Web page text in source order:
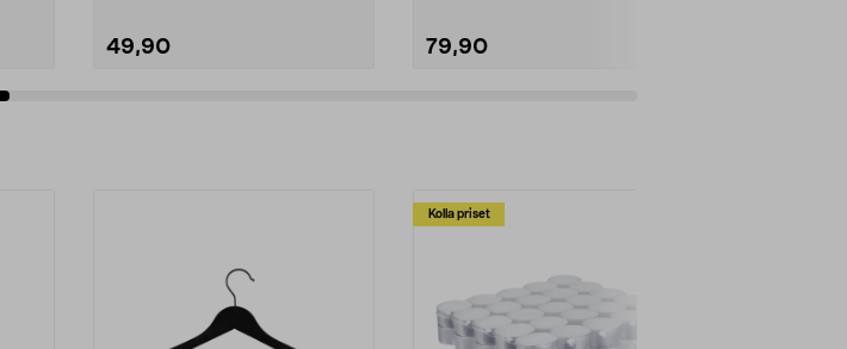
49,90 79,90
Kolla priset